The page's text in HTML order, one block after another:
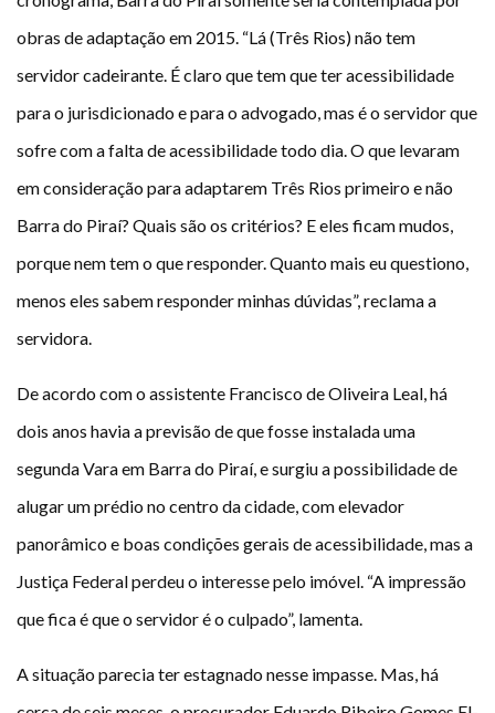
obras de adaptação em 2015. “Lá (Três Rios) não tem
servidor cadeirante. É claro que tem que ter acessibilidade
para o jurisdicionado e para o advogado, mas é o servidor que
sofre com a falta de acessibilidade todo dia. O que levaram
em consideração para adaptarem Três Rios primeiro e não
Barra do Piraí? Quais são os critérios? E eles ficam mudos,
porque nem tem o que responder. Quanto mais eu questiono,
menos eles sabem responder minhas dúvidas”, reclama a
servidora.
De acordo com o assistente Francisco de Oliveira Leal, há
dois anos havia a previsão de que fosse instalada uma
segunda Vara em Barra do Piraí, e surgiu a possibilidade de
alugar um prédio no centro da cidade, com elevador
panorâmico e boas condições gerais de acessibilidade, mas a
Justiça Federal perdeu o interesse pelo imóvel. “A impressão
que fica é que o servidor é o culpado”, lamenta.
A situação parecia ter estagnado nesse impasse. Mas, há